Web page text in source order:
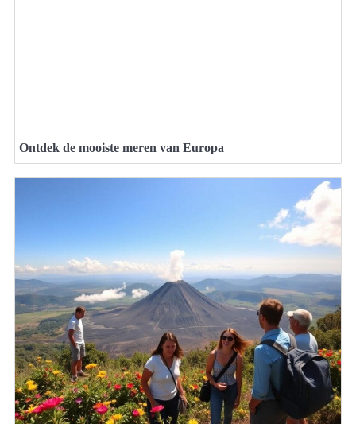
Ontdek de mooiste meren van Europa